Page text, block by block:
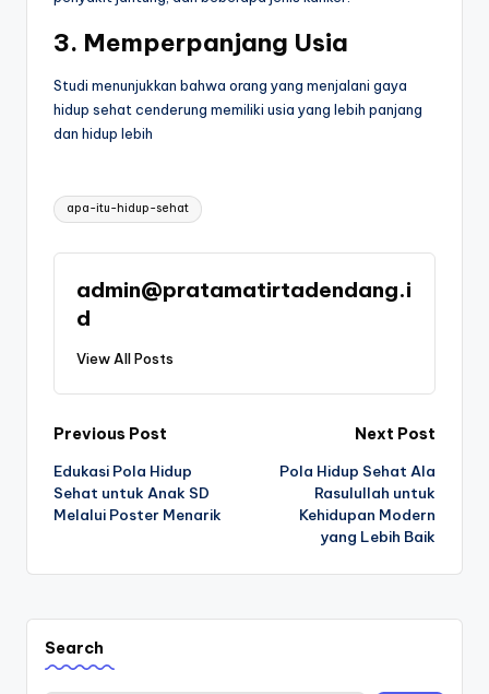
3. Memperpanjang Usia
Studi menunjukkan bahwa orang yang menjalani gaya
hidup sehat cenderung memiliki usia yang lebih panjang
dan hidup lebih
Tags:
apa-itu-hidup-sehat
admin@pratamatirtadendang.i
d
View All Posts
Post
navigation
Previous Post
Edukasi Pola Hidup
Sehat untuk Anak SD
Melalui Poster Menarik
Next Post
Pola Hidup Sehat Ala
Rasulullah untuk
Kehidupan Modern
yang Lebih Baik
Search